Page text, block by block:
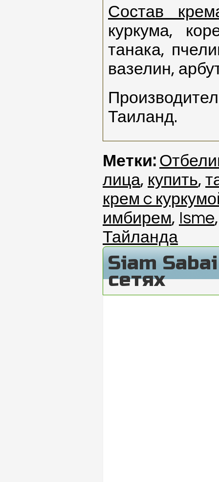
Состав
куркума,
танака,
вазелин,
Таиланд.
Метки:
лица, купить,
крем c
имбирем, Isme
Тайланда
Siam
сетях